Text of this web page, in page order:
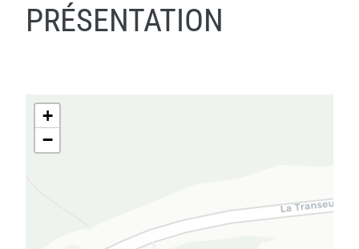
PRÉSENTATION
+
−